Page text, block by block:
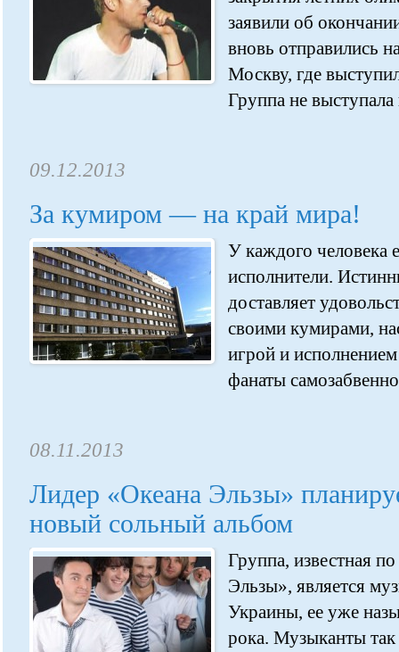
заявили об
вновь отправились
Москву, где
Группа не выступала
09.12.2013
За кумиром — на край мира!
У каждого человека
исполнители.
доставляет
своими кумирами,
игрой и
фанаты
08.11.2013
Лидер «Океана Эльзы»
новый сольный альбом
Группа, известная
Эльзы», является
Украины, ее уже
рока. Музыканты